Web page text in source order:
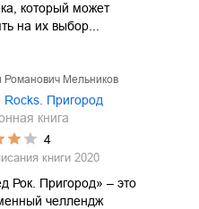
который может
на их выбор...
Романович Мельников
Rocks. Пригород
книга
4
книги 2020
Рок. Пригород» – это
челлендж